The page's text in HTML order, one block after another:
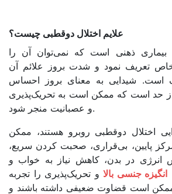
علایم اختلال دوقطبی چیست؟
بیماری ذهنی است که نمی‌توان آن را
تعریف نمود و شدت بروز علائم آن
است. شیدایی به معنای بروز احساس
حد است که ممکن است به تحریک‌پذیری
و عصبانیت منجر شود.
اختلال دوقطبی روبرو هستند، ممکن
پایین، بی‌قراری، صحبت کر‌دن سریع،
انرژی در بدن، کاهش نیاز به خواب و
انگیزه جنسی بالا‌ و تحریک‌پذیری را تجربه
ممکن است قضاوت ضعیفی داشته باشند و